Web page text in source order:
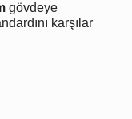
gövdeye
karşılar